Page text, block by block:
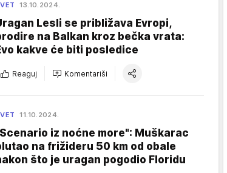
13.10.2024.
Lesli se približava Evropi,
na Balkan kroz bečka vrata:
kakve će biti posledice
Reaguj Komentariši
11.10.2024.
iz noćne more": Muškarac
na frižideru 50 km od obale
što je uragan pogodio Floridu